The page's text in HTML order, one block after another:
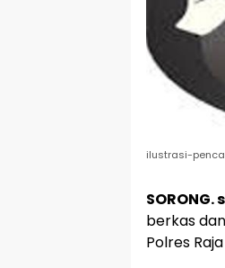
ilustrasi-
berkas
Polres